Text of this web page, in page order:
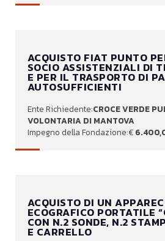
ACQUISTO FIAT PUNTO
SOCIO ASSISTENZIALI DI
E PER IL TRASPORTO DI
AUTOSUFFICIENTI
CROCE VERDE
VOLONTARIA DI MANTOVA
ACQUISTO DI UN
ECOGRAFICO PORTATILE
CON N.2 SONDE, N.2
E CARRELLO